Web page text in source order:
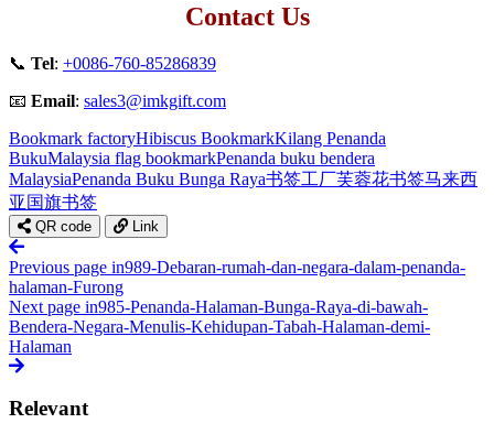
Contact Us
📞 Tel: +0086-760-85286839
📧 Email: sales3@imkgift.com
Bookmark factoryHibiscus BookmarkKilang Penanda
BukuMalaysia flag bookmarkPenanda buku bendera
MalaysiaPenanda Buku Bunga Raya书签工厂芙蓉花书签马来西
亚国旗书签
QR code Link
Previous page in989-Debaran-rumah-dan-negara-dalam-penanda-
halaman-Furong
Next page in985-Penanda-Halaman-Bunga-Raya-di-bawah-
Bendera-Negara-Menulis-Kehidupan-Tabah-Halaman-demi-
Halaman
Relevant